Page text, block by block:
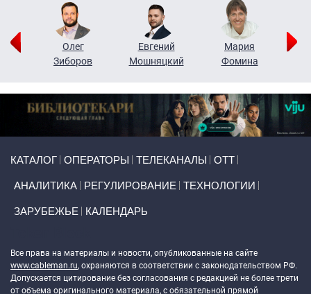
Олег
Зиборов
Евгений
Мошняцкий
Мария
Фомина
КАТАЛОГ ОПЕРАТОРЫ ТЕЛЕКАНАЛЫ ОТТ
АНАЛИТИКА РЕГУЛИРОВАНИЕ ТЕХНОЛОГИИ
ЗАРУБЕЖЬЕ КАЛЕНДАРЬ
Все права на материалы и новости, опубликованные на сайте
www.cableman.ru, охраняются в соответствии с законодательством РФ.
Допускается цитирование без согласования с редакцией не более трети
от объема оригинального материала, с обязательной прямой